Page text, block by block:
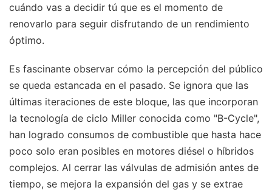
cuándo vas a decidir tú que es el momento de
renovarlo para seguir disfrutando de un rendimiento
óptimo.
Es fascinante observar cómo la percepción del público
se queda estancada en el pasado. Se ignora que las
últimas iteraciones de este bloque, las que incorporan
la tecnología de ciclo Miller conocida como "B-Cycle",
han logrado consumos de combustible que hasta hace
poco solo eran posibles en motores diésel o híbridos
complejos. Al cerrar las válvulas de admisión antes de
tiempo, se mejora la expansión del gas y se extrae